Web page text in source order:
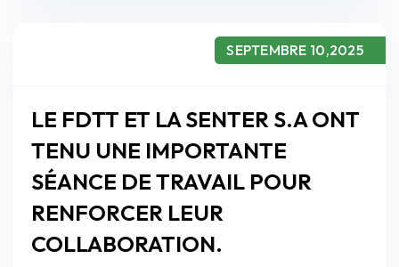
SEPTEMBRE 10,2025
LE FDTT ET LA SENTER S.A ONT
TENU UNE IMPORTANTE
SÉANCE DE TRAVAIL POUR
RENFORCER LEUR
COLLABORATION.